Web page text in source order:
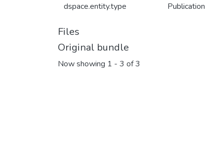
dspace.entity.type Publication
Files
Original bundle
Now showing 1 - 3 of 3